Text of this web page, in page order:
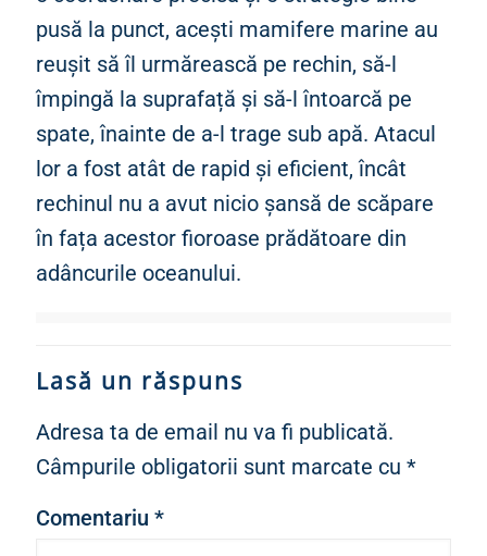
pusă la punct, acești mamifere marine au
reușit să îl urmărească pe rechin, să-l
împingă la suprafață și să-l întoarcă pe
spate, înainte de a-l trage sub apă. Atacul
lor a fost atât de rapid și eficient, încât
rechinul nu a avut nicio șansă de scăpare
în fața acestor fioroase prădătoare din
adâncurile oceanului.
Lasă un răspuns
Adresa ta de email nu va fi publicată.
Câmpurile obligatorii sunt marcate cu *
Comentariu *